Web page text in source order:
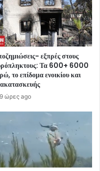
εξπρές στους
Τα 600+ 6000
το επίδομα ενοικίου και
9 ώρες ago